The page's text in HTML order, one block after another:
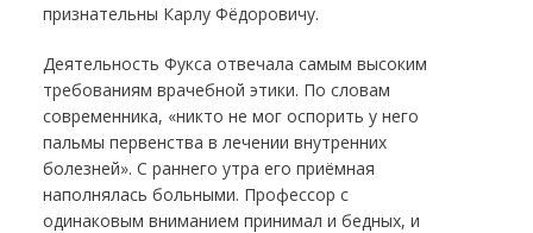
признательны Карлу Фёдоровичу.
Деятельность Фукса отвечала самым высоким
требованиям врачебной этики. По словам
современника, «никто не мог оспорить у него
пальмы первенства в лечении внутренних
болезней». С раннего утра его приёмная
наполнялась больными. Профессор с
одинаковым вниманием принимал и бедных, и